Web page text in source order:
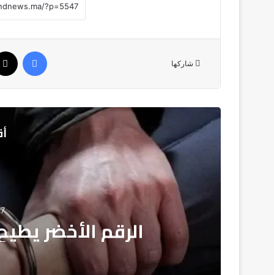
شاركها
نجاة 18 بحارًا